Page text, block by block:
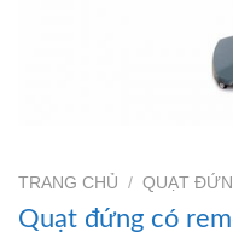
TRANG CHỦ / QUẠT
Quạt đứng có